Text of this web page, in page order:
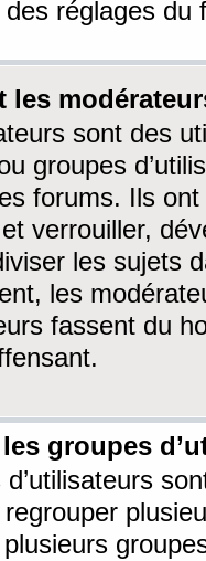
réglages du
les
sont des
groupes
forums. Ils ont
verrouiller,
les sujets
les
fassent du
groupes
d’utilisateurs